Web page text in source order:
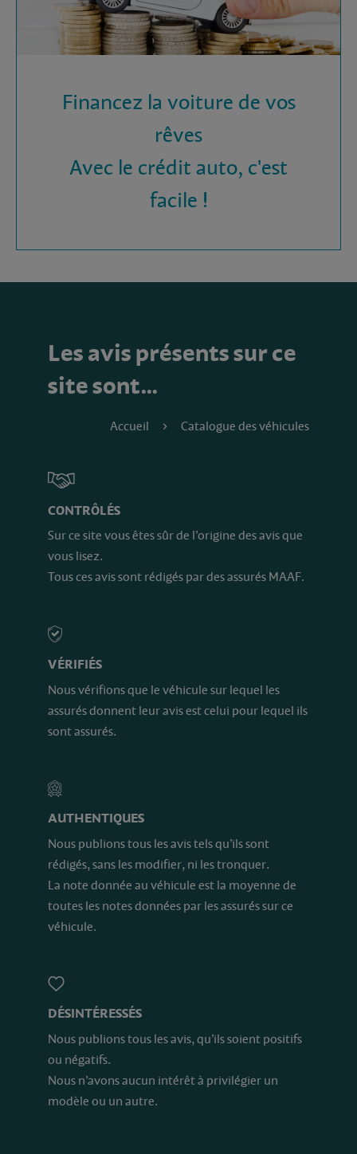
Financez la voiture de vos
rêves
Avec le crédit auto, c'est
facile !
Les avis présents sur ce
site sont…
Accueil Catalogue des véhicules
CONTRÔLÉS
Sur ce site vous êtes sûr de l’origine des avis que
vous lisez.
Tous ces avis sont rédigés par des assurés MAAF.
VÉRIFIÉS
Nous vérifions que le véhicule sur lequel les
assurés donnent leur avis est celui pour lequel ils
sont assurés.
AUTHENTIQUES
Nous publions tous les avis tels qu’ils sont
rédigés, sans les modifier, ni les tronquer.
La note donnée au véhicule est la moyenne de
toutes les notes données par les assurés sur ce
véhicule.
DÉSINTÉRESSÉS
Nous publions tous les avis, qu’ils soient positifs
ou négatifs.
Nous n’avons aucun intérêt à privilégier un
modèle ou un autre.